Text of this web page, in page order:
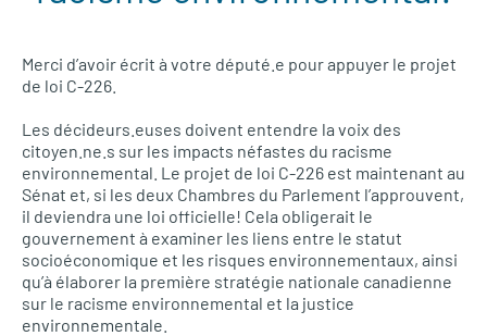
Merci d’avoir écrit à votre député.e pour appuyer le projet
de loi C-226.
Les décideurs.euses doivent entendre la voix des
citoyen.ne.s sur les impacts néfastes du racisme
environnemental. Le projet de loi C-226 est maintenant au
Sénat et, si les deux Chambres du Parlement l’approuvent,
il deviendra une loi officielle! Cela obligerait le
gouvernement à examiner les liens entre le statut
socioéconomique et les risques environnementaux, ainsi
qu’à élaborer la première stratégie nationale canadienne
sur le racisme environnemental et la justice
environnementale.